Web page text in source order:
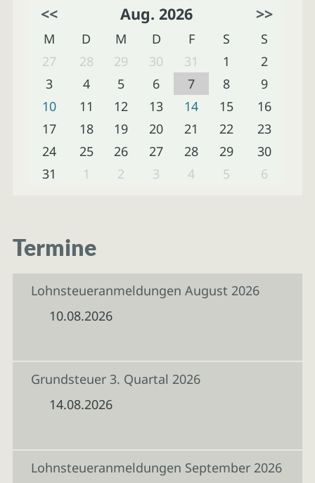
<< Aug. 2026 >>
M D M D F S
S
27
28 29 30 31 1
2
3
4 5 6 7 8
9
10
11 12 13 14 15
16
17
18 19 20 21 22
23
24
25 26 27 28 29
30
31
1 2 3 4 5 6
Termine
Lohnsteueranmeldungen August 2026
10.08.2026
Grundsteuer 3. Quartal 2026
14.08.2026
Lohnsteueranmeldungen September 2026